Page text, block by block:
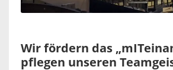
Wir fördern das
pflegen unseren